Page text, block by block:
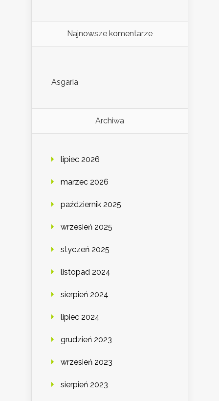
Najnowsze komentarze
Asgaria
Archiwa
lipiec 2026
marzec 2026
październik 2025
wrzesień 2025
styczeń 2025
listopad 2024
sierpień 2024
lipiec 2024
grudzień 2023
wrzesień 2023
sierpień 2023